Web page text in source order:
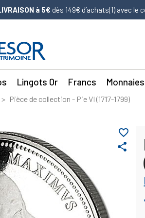
à 5€ dès 149€ d’achats(1) avec le
Lingots Or Francs
Pièce de collection - Pie VI (1717-1799)
share
favorite_border